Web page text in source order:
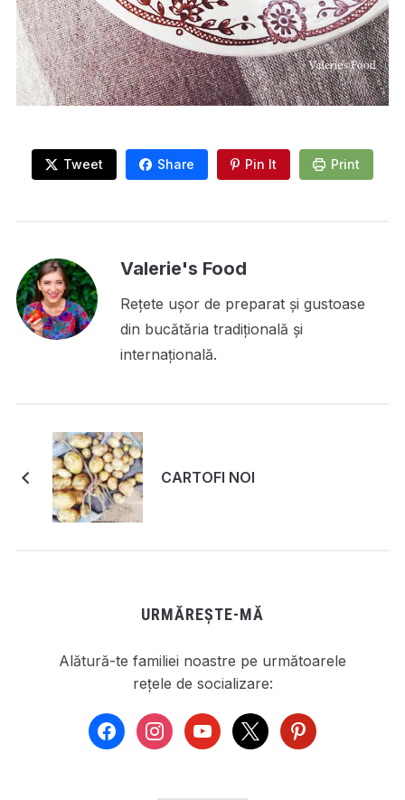
Tweet Share Pin It Print
Valerie's Food
Rețete ușor de preparat și gustoase
din bucătăria tradițională și
internațională.
CARTOFI NOI
URMĂREȘTE-MĂ
Alătură-te familiei noastre pe următoarele
rețele de socializare:
facebookinstagramyoutube
x pinterest